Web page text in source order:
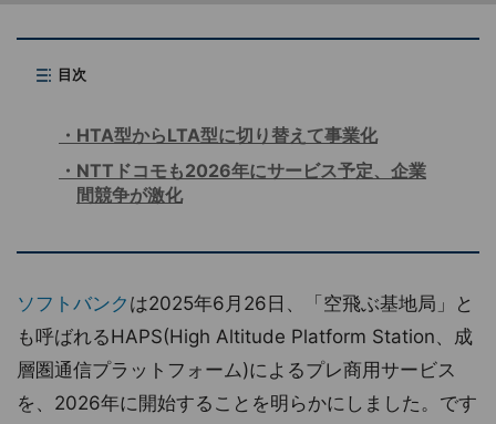
目次
HTA型からLTA型に切り替えて事業化
NTTドコモも2026年にサービス予定、企業
間競争が激化
ソフトバンク は2025年6月26日、「空飛ぶ基地局」と
も呼ばれるHAPS(High Altitude Platform Station、成
層圏通信プラットフォーム)によるプレ商用サービス
を、2026年に開始することを明らかにしました。です